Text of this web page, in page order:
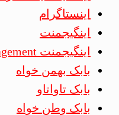
اینستاگرام
اینگیجمنت
اینگیجمنت Engagement
بابک بهمن خواه
بابک تاواتاو
بابک وطن خواه